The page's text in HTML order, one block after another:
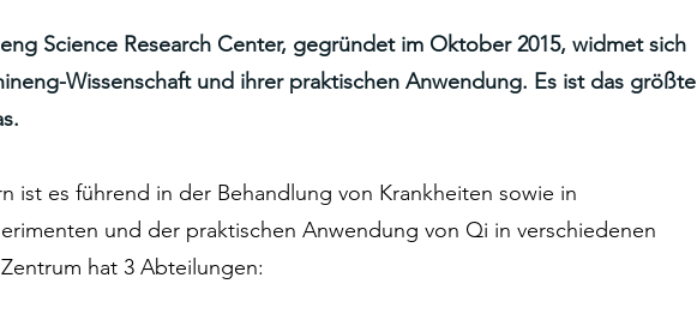
Science Research Center, gegründet im Oktober 2015, widmet sich
Wissenschaft und ihrer praktischen Anwendung. Es ist das größte
ist es führend in der Behandlung von Krankheiten sowie in
und der praktischen Anwendung von Qi in verschiedenen
hat 3 Abteilungen: